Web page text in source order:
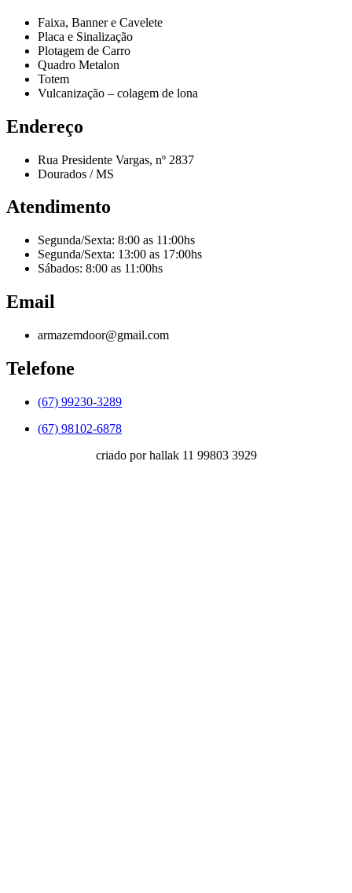
Faixa, Banner e Cavelete
Placa e Sinalização
Plotagem de Carro
Quadro Metalon
Totem
Vulcanização – colagem de lona
Endereço
Rua Presidente Vargas, nº 2837
Dourados / MS
Atendimento
Segunda/Sexta: 8:00 as 11:00hs
Segunda/Sexta: 13:00 as 17:00hs
Sábados: 8:00 as 11:00hs
Email
armazemdoor@gmail.com
Telefone
(67) 99230-3289
(67) 98102-6878
criado por hallak 11 99803 3929